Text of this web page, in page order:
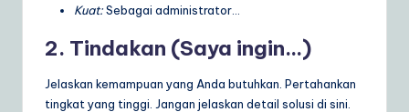
Kuat:Sebagai administrator…
2. Tindakan (Saya ingin…)
Jelaskan kemampuan yang Anda butuhkan. Pertahankan
tingkat yang tinggi. Jangan jelaskan detail solusi di sini.